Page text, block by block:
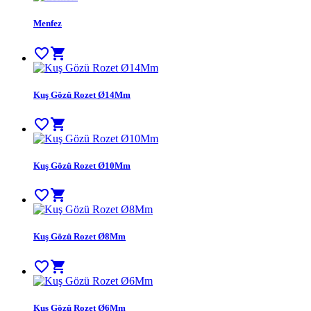
Menfez
favorite_bordershopping_cart
Kuş Gözü Rozet Ø14Mm
favorite_bordershopping_cart
Kuş Gözü Rozet Ø10Mm
favorite_bordershopping_cart
Kuş Gözü Rozet Ø8Mm
favorite_bordershopping_cart
Kuş Gözü Rozet Ø6Mm